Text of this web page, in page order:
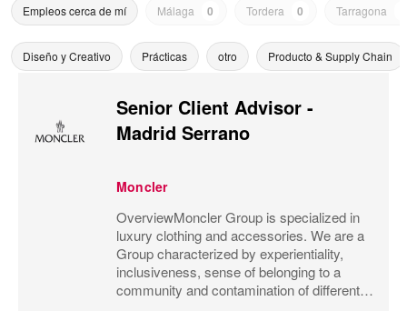
Empleos cerca de mí Málaga 0 Tordera 0 Tarragona
Diseño y Creativo Prácticas otro Producto & Supply Chain
Senior Client Advisor -
Madrid Serrano
Moncler
OverviewMoncler Group is specialized in
luxury clothing and accessories. We are a
Group characterized by experientiality,
inclusiveness, sense of belonging to a
community and contamination of different